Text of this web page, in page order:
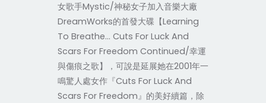
女歌手Mystic/神秘女子加入音樂大廠
DreamWorks的首發大碟【Learning
To Breathe… Cuts For Luck And
Scars For Freedom Continued/幸運
與傷痕之歌】，可說是延展她在2001年一
鳴驚人處女作『Cuts For Luck And
Scars For Freedom』的美好續篇，除